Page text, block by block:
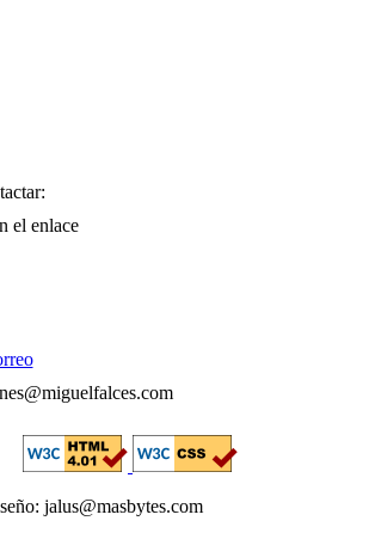
el enlace
jalus@masbytes.com